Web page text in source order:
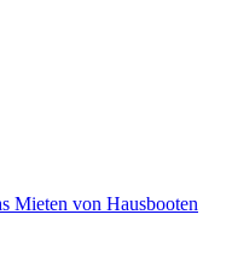
Mieten von Hausbooten